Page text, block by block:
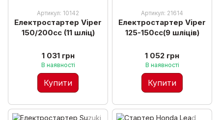
Артикул: 10142
Електростартер Viper
150/200cc (11 шліц)
1 031 грн
В наявності
Купити
Артикул: 21614
Електростартер Viper
125-150cc(9 шліців)
1 052 грн
В наявності
Купити